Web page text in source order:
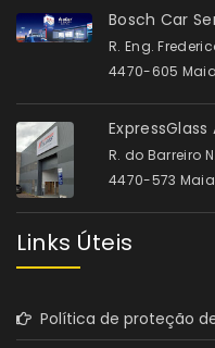
Bosch Car
R. Eng.
4470-605 Maia
R. do Barreiro
4470-573 Maia
Links Úteis
Política de proteção